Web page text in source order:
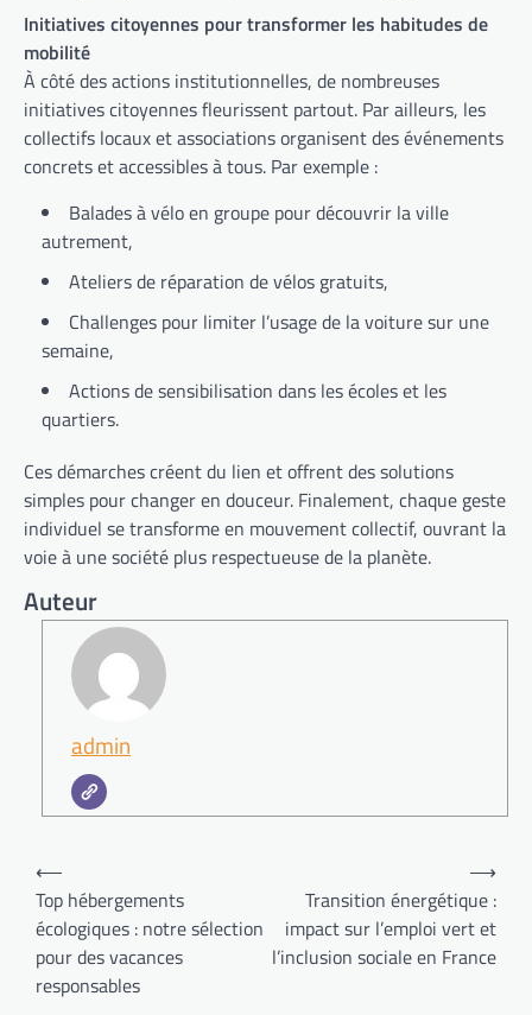
Initiatives citoyennes pour transformer les habitudes de
mobilité
À côté des actions institutionnelles, de nombreuses
initiatives citoyennes fleurissent partout. Par ailleurs, les
collectifs locaux et associations organisent des événements
concrets et accessibles à tous. Par exemple :
Balades à vélo en groupe pour découvrir la ville
autrement,
Ateliers de réparation de vélos gratuits,
Challenges pour limiter l’usage de la voiture sur une
semaine,
Actions de sensibilisation dans les écoles et les
quartiers.
Ces démarches créent du lien et offrent des solutions
simples pour changer en douceur. Finalement, chaque geste
individuel se transforme en mouvement collectif, ouvrant la
voie à une société plus respectueuse de la planète.
Auteur
admin
Navigation
de
l’article
⟵
Top hébergements
écologiques : notre sélection
pour des vacances
responsables
Transition énergétique :
impact sur l’emploi vert et
l’inclusion sociale en France
⟶